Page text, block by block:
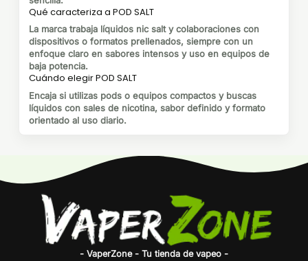
Qué caracteriza a POD SALT
La marca trabaja líquidos nic salt y colaboraciones con
dispositivos o formatos prellenados, siempre con un
enfoque claro en sabores intensos y uso en equipos de
baja potencia.
Cuándo elegir POD SALT
Encaja si utilizas pods o equipos compactos y buscas
líquidos con sales de nicotina, sabor definido y formato
orientado al uso diario.
- VaperZone - Tu tienda de vapeo -